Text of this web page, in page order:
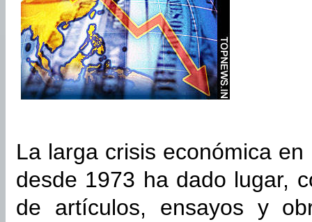
La larga crisis económica
desde 1973 ha dado lugar,
de artículos, ensayos y